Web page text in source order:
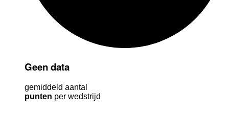
Geen data
gemiddeld aantal
punten per wedstrijd